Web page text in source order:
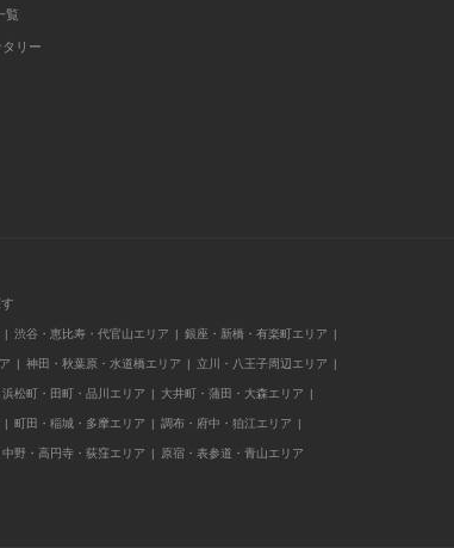
覧
リー
渋谷・恵比寿・代官山エリア 銀座・新橋・有楽町エリア
神田・秋葉原・水道橋エリア 立川・八王子周辺エリア
浜松町・田町・品川エリア 大井町・蒲田・大森エリア
町田・稲城・多摩エリア 調布・府中・狛江エリア
中野・高円寺・荻窪エリア 原宿・表参道・青山エリア